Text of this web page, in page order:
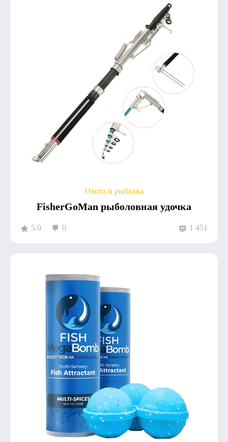
Охота и рыбалка
FisherGoMan рыболовная удочка
5.0 0 1 451